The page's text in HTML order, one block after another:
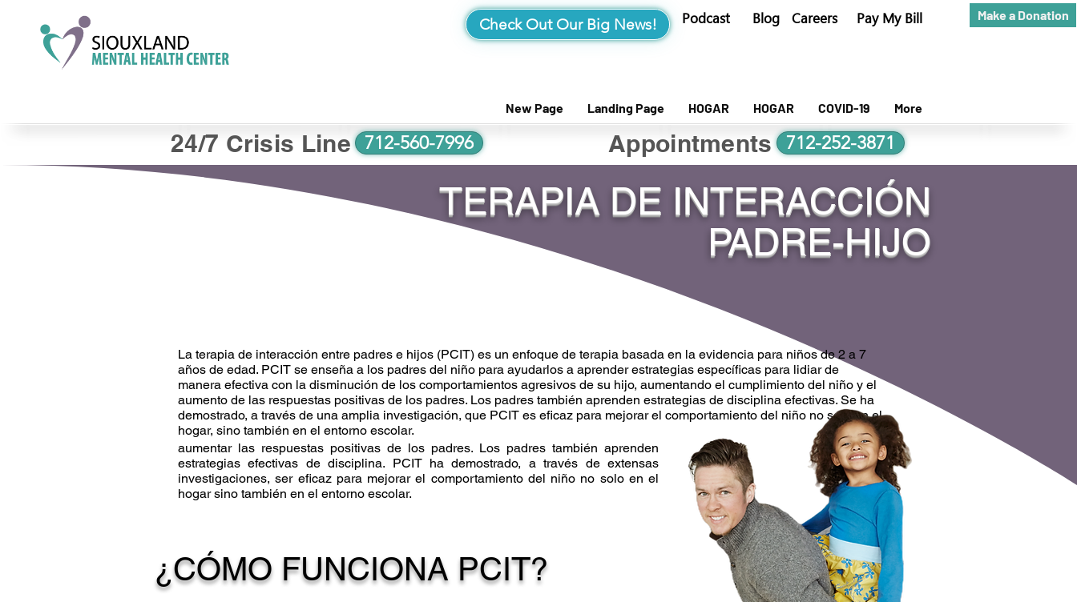
Check Out Our Big News! Podcast Blog Careers Pay My Bill Make a Donation
New Page Landing Page HOGAR HOGAR COVID-19 More
24/7 Crisis Line 712-560-7996 Appointments 712-252-3871
TERAPIA DE INTERACCIÓN
PADRE-HIJO
La terapia de interacción entre padres e hijos (PCIT) es un enfoque de terapia basada en la evidencia para niños de 2 a 7
años de edad. PCIT se enseña a los padres del niño para ayudarlos a aprender estrategias específicas para lidiar de
manera efectiva con la disminución de los comportamientos agresivos de su hijo, aumentando el cumplimiento del niño y el
aumento de las respuestas positivas de los padres. Los padres también aprenden estrategias de disciplina efectivas. Se ha
demostrado, a través de una amplia investigación, que PCIT es eficaz para mejorar el comportamiento del niño no solo en el
hogar, sino también en el entorno escolar.
aumentar las respuestas positivas de los padres. Los padres también aprenden
estrategias efectivas de disciplina. PCIT ha demostrado, a través de extensas
investigaciones, ser eficaz para mejorar el comportamiento del niño no solo en el
hogar sino también en el entorno escolar.
¿CÓMO FUNCIONA PCIT?